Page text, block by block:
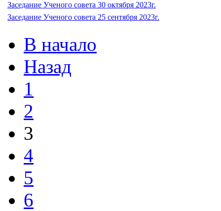
Заседание Ученого совета 30 октября 2023г.
Заседание Ученого совета 25 сентября 2023г.
В начало
Назад
1
2
3
4
5
6